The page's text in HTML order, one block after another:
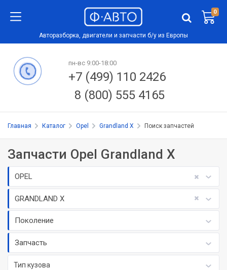
0
Авторазборка, двигатели и запчасти б/у из Европы
пн-вс 9:00-18:00
+7 (499) 110 2426
8 (800) 555 4165
Главная Каталог Opel Grandland X Поиск запчастей
Запчасти Opel Grandland X
OPEL
GRANDLAND X
Поколение
Запчасть
Тип кузова